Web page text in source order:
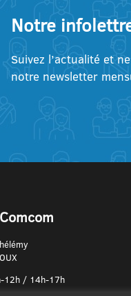
Notre
Suivez l’actualité et
notre newsletter
12h / 14h-17h